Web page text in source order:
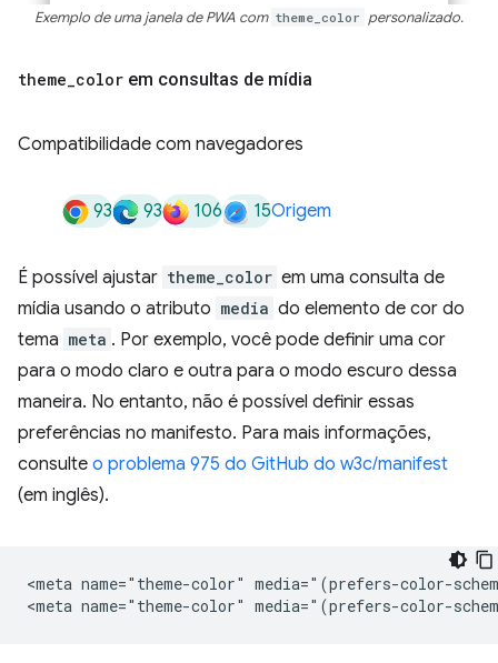
Exemplo de uma janela de PWA com theme_color personalizado.
theme_color em consultas de mídia
Compatibilidade com navegadores
93 93 106 15Origem
É possível ajustar theme_color em uma consulta de
mídia usando o atributo media do elemento de cor do
tema meta . Por exemplo, você pode definir uma cor
para o modo claro e outra para o modo escuro dessa
maneira. No entanto, não é possível definir essas
preferências no manifesto. Para mais informações,
consulte o problema 975 do GitHub do w3c/manifest
(em inglês).
<meta name="theme-color" media="(prefers-color-